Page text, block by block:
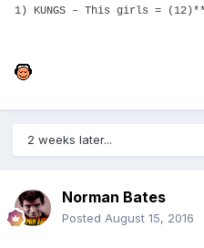
1) KUNGS – This girls =
2 weeks later...
Norman Bates
Posted August 15, 2016